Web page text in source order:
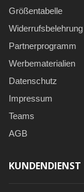
Größentabelle
Widerrufsbelehrung
Partnerprogramm
Werbematerialien
Datenschutz
Impressum
Teams
AGB
KUNDENDIENST